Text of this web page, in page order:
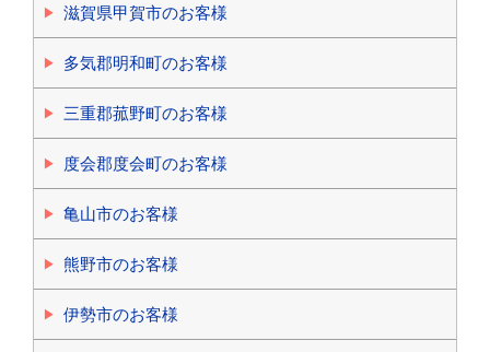
滋賀県甲賀市のお客様
多気郡明和町のお客様
三重郡菰野町のお客様
度会郡度会町のお客様
亀山市のお客様
熊野市のお客様
伊勢市のお客様